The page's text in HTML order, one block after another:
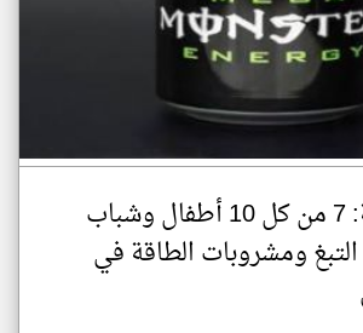
دراسة: 7 من كل 10 أطفال وشباب
ومشروبات الطاقة في